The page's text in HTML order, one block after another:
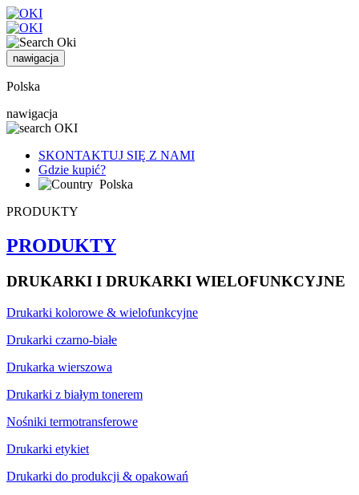
nawigacja
Polska
nawigacja
SKONTAKTUJ SIĘ Z NAMI
Gdzie kupić?
Polska
PRODUKTY
PRODUKTY
DRUKARKI I DRUKARKI WIELOFUNKCYJNE
Drukarki kolorowe & wielofunkcyjne
Drukarki czarno-białe
Drukarka wierszowa
Drukarki z białym tonerem
Nośniki termotransferowe
Drukarki etykiet
Drukarki do produkcji & opakowań